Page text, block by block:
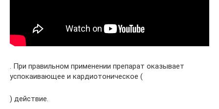
. При правильном применении препарат оказывает
успокаивающее и кардиотоническое (
) действие.